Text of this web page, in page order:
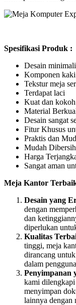
Spesifikasi Produk :
Desain
Komponen
Tekstur meja
Terdapat laci
Kuat dan kokoh
Material
Desain sangat
Fitur Khusus
Praktis dan
Mudah
Harga
Sangat aman
Meja Kantor
Desain yang
dengan
dan
diperlukan
Kualitas
tinggi, meja
dirancang
dalam
Penyimpanan
kami dilengkapi
menyimpan
lainnya dengan